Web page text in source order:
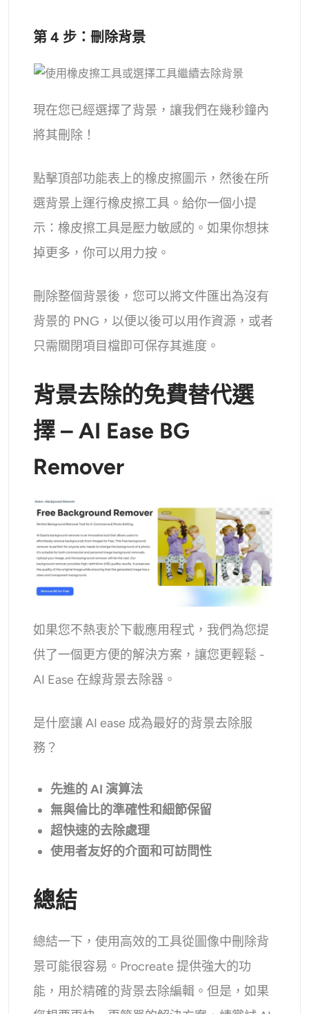
第 4 步：刪除背景
現在您已經選擇了背景，讓我們在幾秒鐘內
將其刪除！
點擊頂部功能表上的橡皮擦圖示，然後在所
選背景上運行橡皮擦工具。給你一個小提
示：橡皮擦工具是壓力敏感的。如果你想抹
掉更多，你可以用力按。
刪除整個背景後，您可以將文件匯出為沒有
背景的 PNG，以便以後可以用作資源，或者
只需關閉項目檔即可保存其進度。
背景去除的免費替代選
擇 – AI Ease BG
Remover
如果您不熱衷於下載應用程式，我們為您提
供了一個更方便的解決方案，讓您更輕鬆 -
AI Ease 在線背景去除器。
是什麼讓 AI ease 成為最好的背景去除服
務？
先進的 AI 演算法
無與倫比的準確性和細節保留
超快速的去除處理
使用者友好的介面和可訪問性
總結
總結一下，使用高效的工具從圖像中刪除背
景可能很容易。Procreate 提供強大的功
能，用於精確的背景去除編輯。但是，如果